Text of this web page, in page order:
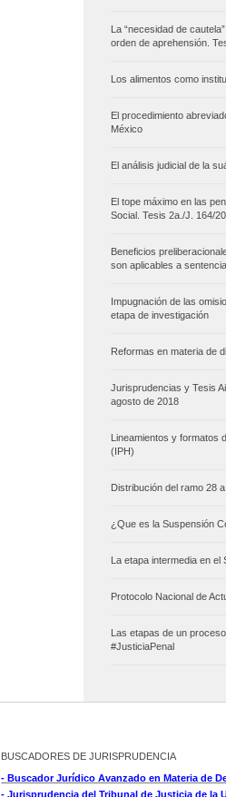
La “necesidad de
orden de aprehensión.
Los alimentos como
El procedimiento
México
El análisis judicial de la
El tope máximo en las
Social. Tesis 2a./J. 164/
Beneficios
son aplicables a
Impugnación de las
etapa de investigación
Reformas en materia de
Jurisprudencias y Tesis
agosto de 2018
Lineamientos y formatos
(IPH)
Distribución del ramo 28
¿Que es la Suspensión
La etapa intermedia en
Protocolo Nacional de
Las etapas de un
#JusticiaPenal
BUSCADORES DE JURISPRUDENCIA
- Buscador Jurídico Avanzado en Materia de
- Jurisprudencia del Tribunal de Justicia de la